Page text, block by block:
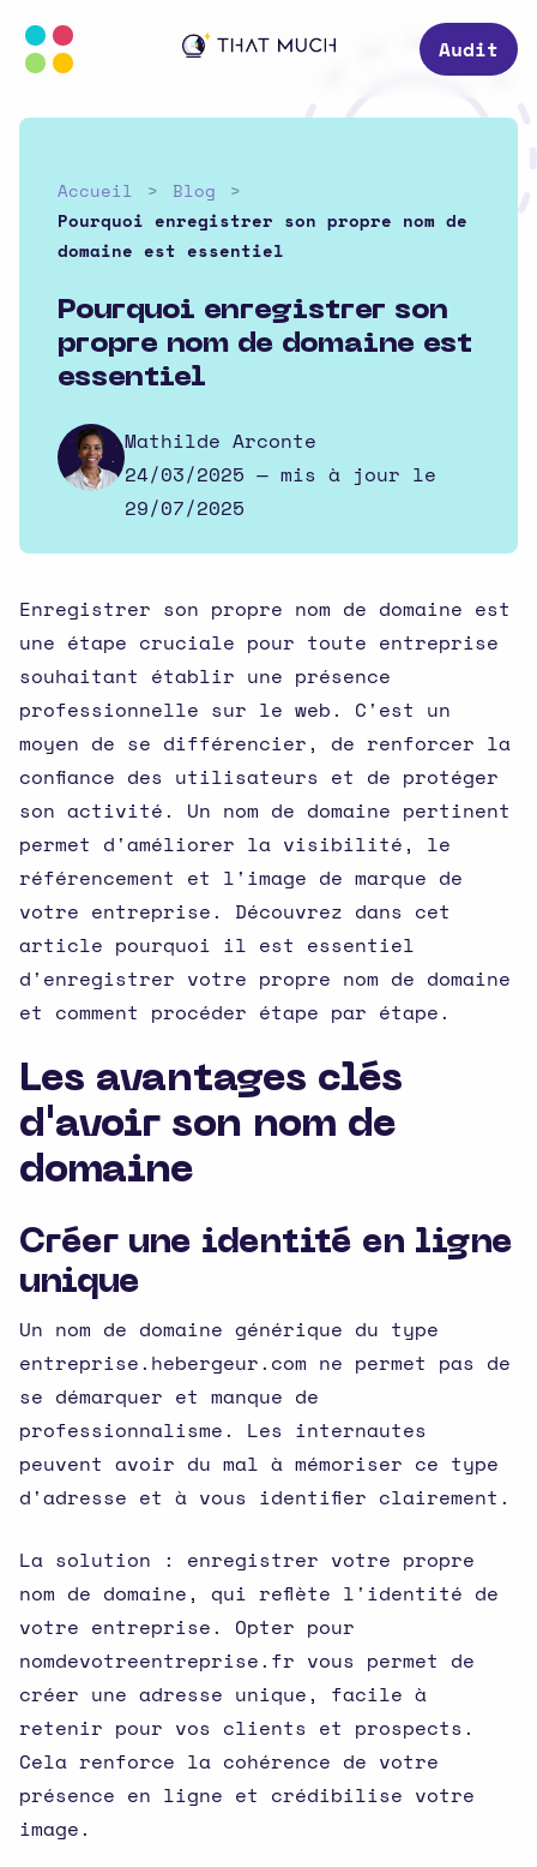
Audit
Accueil
Blog
Pourquoi enregistrer son propre nom de
domaine est essentiel
Pourquoi enregistrer son
propre nom de domaine est
essentiel
Mathilde Arconte
24/03/2025 — mis à jour le
29/07/2025
Enregistrer son propre nom de domaine est
une étape cruciale pour toute entreprise
souhaitant établir une présence
professionnelle sur le web. C'est un
moyen de se différencier, de renforcer la
confiance des utilisateurs et de protéger
son activité. Un nom de domaine pertinent
permet d'améliorer la visibilité, le
référencement et l'image de marque de
votre entreprise. Découvrez dans cet
article pourquoi il est essentiel
d'enregistrer votre propre nom de domaine
et comment procéder étape par étape.
Les avantages clés
d'avoir son nom de
domaine
Créer une identité en ligne
unique
Un nom de domaine générique du type
entreprise.hebergeur.com ne permet pas de
se démarquer et manque de
professionnalisme. Les internautes
peuvent avoir du mal à mémoriser ce type
d'adresse et à vous identifier clairement.
La solution : enregistrer votre propre
nom de domaine, qui reflète l'identité de
votre entreprise. Opter pour
nomdevotreentreprise.fr vous permet de
créer une adresse unique, facile à
retenir pour vos clients et prospects.
Cela renforce la cohérence de votre
présence en ligne et crédibilise votre
image.